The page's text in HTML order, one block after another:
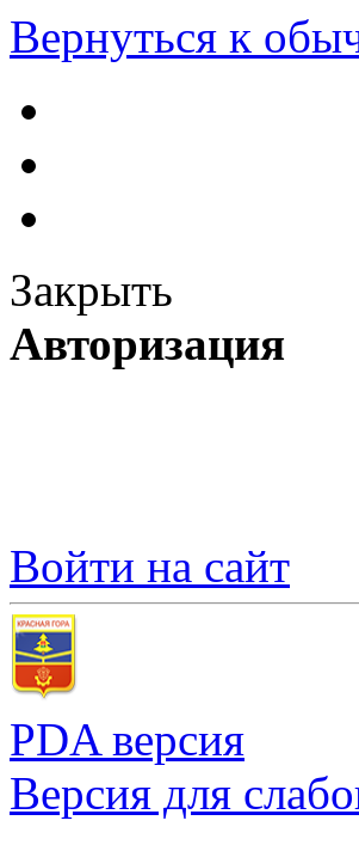
Вернуться к
Закрыть
Авторизация
Войти на сайт
PDA версия
Версия для